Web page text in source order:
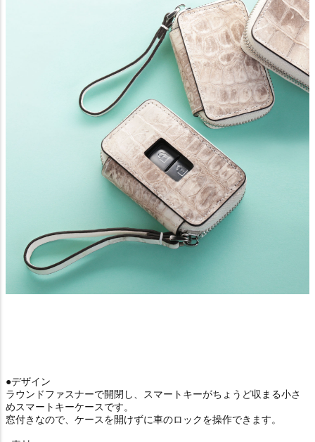
●デザイン
ラウンドファスナーで開閉し、スマートキーがちょうど収まる小さ
めスマートキーケースです。
窓付きなので、ケースを開けずに車のロックを操作できます。